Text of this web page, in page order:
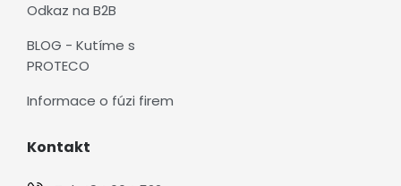
Odkaz na B2B
BLOG - Kutíme s
PROTECO
Informace o fúzi firem
Kontakt